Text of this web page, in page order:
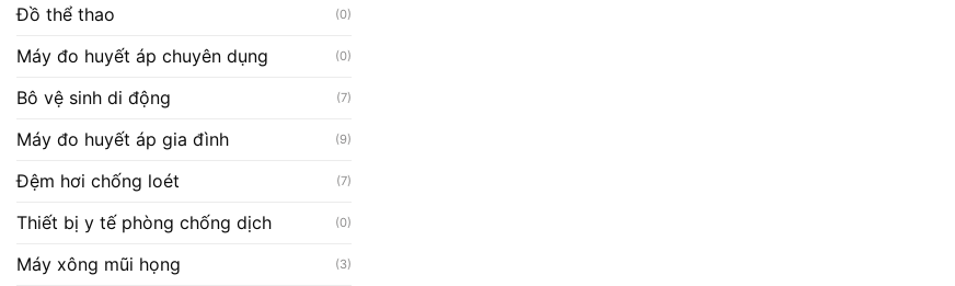
Đồ thể thao (0)
Máy đo huyết áp chuyên dụng (0)
Bô vệ sinh di động (7)
Máy đo huyết áp gia đình (9)
Đệm hơi chống loét (7)
Thiết bị y tế phòng chống dịch (0)
Máy xông mũi họng (3)